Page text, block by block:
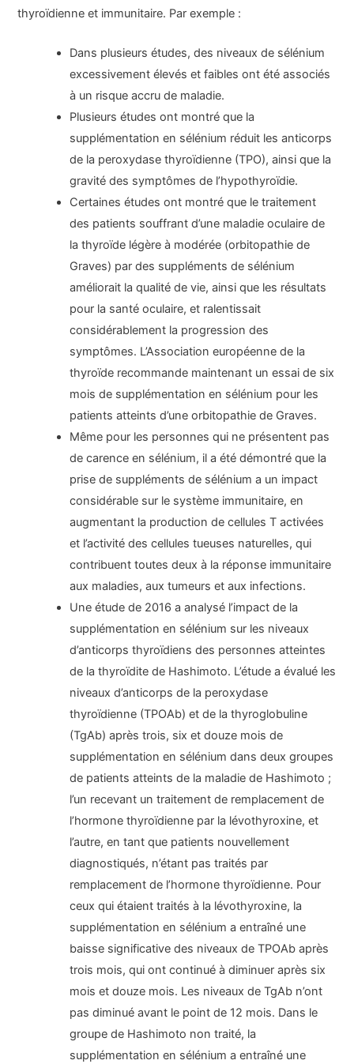
thyroïdienne et immunitaire. Par exemple :
Dans plusieurs études, des niveaux de sélénium
excessivement élevés et faibles ont été associés
à un risque accru de maladie.
Plusieurs études ont montré que la
supplémentation en sélénium réduit les anticorps
de la peroxydase thyroïdienne (TPO), ainsi que la
gravité des symptômes de l’hypothyroïdie.
Certaines études ont montré que le traitement
des patients souffrant d’une maladie oculaire de
la thyroïde légère à modérée (orbitopathie de
Graves) par des suppléments de sélénium
améliorait la qualité de vie, ainsi que les résultats
pour la santé oculaire, et ralentissait
considérablement la progression des
symptômes. L’Association européenne de la
thyroïde recommande maintenant un essai de six
mois de supplémentation en sélénium pour les
patients atteints d’une orbitopathie de Graves.
Même pour les personnes qui ne présentent pas
de carence en sélénium, il a été démontré que la
prise de suppléments de sélénium a un impact
considérable sur le système immunitaire, en
augmentant la production de cellules T activées
et l’activité des cellules tueuses naturelles, qui
contribuent toutes deux à la réponse immunitaire
aux maladies, aux tumeurs et aux infections.
Une étude de 2016 a analysé l’impact de la
supplémentation en sélénium sur les niveaux
d’anticorps thyroïdiens des personnes atteintes
de la thyroïdite de Hashimoto. L’étude a évalué les
niveaux d’anticorps de la peroxydase
thyroïdienne (TPOAb) et de la thyroglobuline
(TgAb) après trois, six et douze mois de
supplémentation en sélénium dans deux groupes
de patients atteints de la maladie de Hashimoto ;
l’un recevant un traitement de remplacement de
l’hormone thyroïdienne par la lévothyroxine, et
l’autre, en tant que patients nouvellement
diagnostiqués, n’étant pas traités par
remplacement de l’hormone thyroïdienne. Pour
ceux qui étaient traités à la lévothyroxine, la
supplémentation en sélénium a entraîné une
baisse significative des niveaux de TPOAb après
trois mois, qui ont continué à diminuer après six
mois et douze mois. Les niveaux de TgAb n’ont
pas diminué avant le point de 12 mois. Dans le
groupe de Hashimoto non traité, la
supplémentation en sélénium a entraîné une